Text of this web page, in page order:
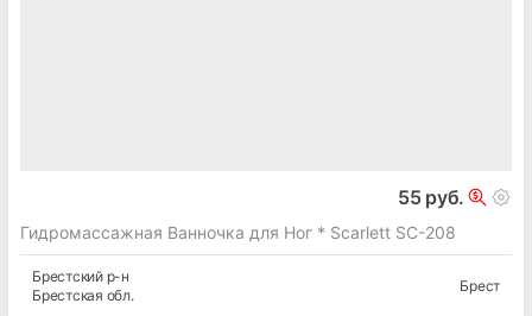
55 руб.
Гидромассажная Ванночка для Ног * Scarlett SC-208
Брестскийр-н
Брестская обл.
Брест